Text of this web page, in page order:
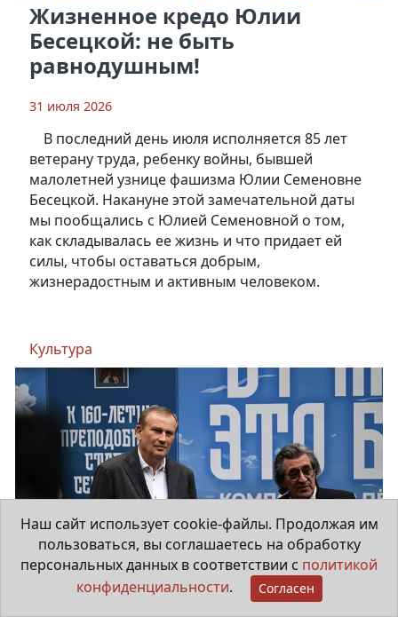
Жизненное кредо Юлии
Бесецкой: не быть
равнодушным!
31 июля 2026
В последний день июля исполняется 85 лет
ветерану труда, ребенку войны, бывшей
малолетней узнице фашизма Юлии Семеновне
Бесецкой. Накануне этой замечательной даты
мы пообщались с Юлией Семеновной о том,
как складывалась ее жизнь и что придает ей
силы, чтобы оставаться добрым,
жизнерадостным и активным человеком.
Культура
«Душа русской
Наш сайт использует cookie-файлы. Продолжая им
пользоваться, вы соглашаетесь на обработку
персональных данных в соответствии с политикой
конфиденциальности. Согласен